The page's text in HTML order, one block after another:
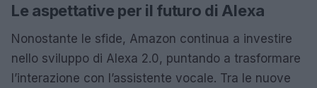
Le aspettative per il futuro di Alexa
Nonostante le sfide, Amazon continua a investire
nello sviluppo di Alexa 2.0, puntando a trasformare
l’interazione con l’assistente vocale. Tra le nuove